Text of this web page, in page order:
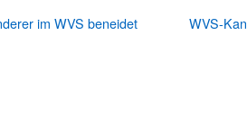
im WVS beneidet
WVS-